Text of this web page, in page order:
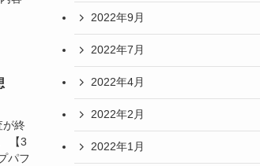
が終
【3
パフ
2022年9月
2022年7月
2022年4月
2022年2月
2022年1月